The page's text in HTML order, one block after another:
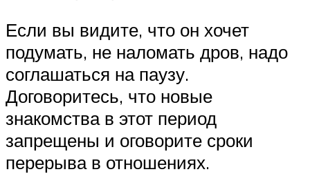
Если вы видите, что он хочет
подумать, не наломать дров, надо
соглашаться на паузу.
Договоритесь, что новые
знакомства в этот период
запрещены и оговорите сроки
перерыва в отношениях.